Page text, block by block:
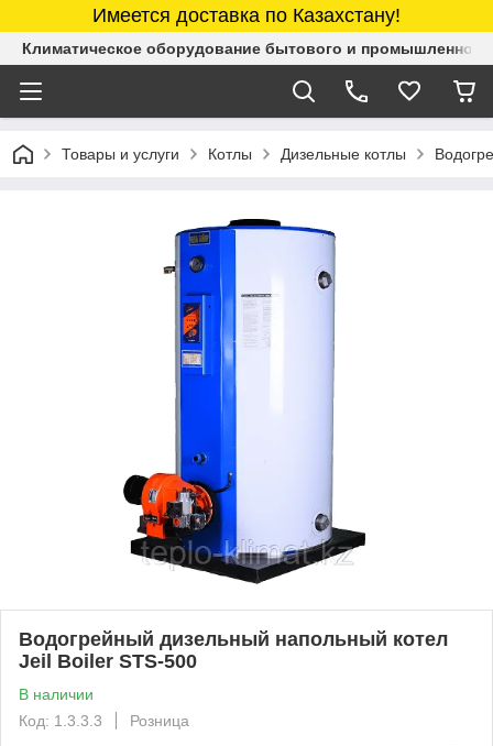
Имеется доставка по Казахстану!
Климатическое оборудование бытового и промышленного
Товары и услуги Котлы Дизельные котлы
Водогрейный дизельный напольный котел
Jeil Boiler STS-500
В наличии
Код: 1.3.3.3
Розница